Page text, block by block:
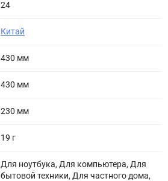
24
Китай
430 мм
430 мм
230 мм
19 г
Для ноутбука, Для компьютера, Для
бытовой техники, Для частного дома,